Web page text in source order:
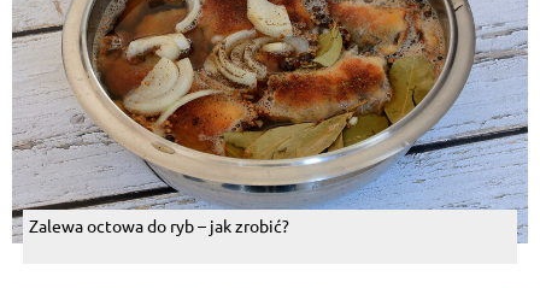
Zalewa octowa do ryb – jak zrobić?